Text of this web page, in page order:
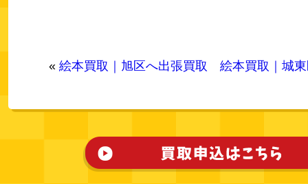
« 絵本買取｜旭区へ出張買取 絵本買取｜城